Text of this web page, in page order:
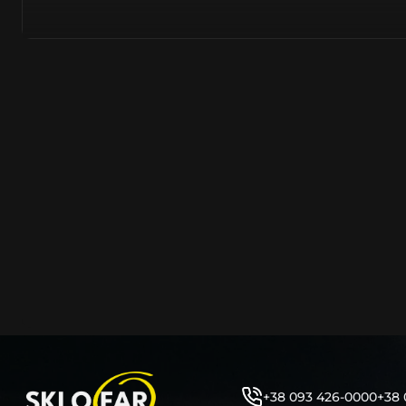
як це часто пропонують автосервіси та автодилери.
заощадити та придбати тільки те, що потребує
+38 093 426-0000+38